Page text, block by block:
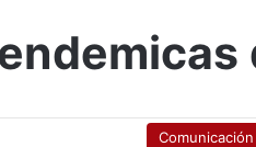
Comunicación